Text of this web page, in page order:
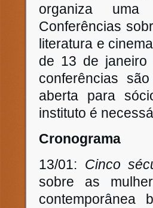
organiza
Conferências
literatura e
de 13 de
conferências
aberta para
instituto é
Cronograma
13/01: Cinco
sobre as
contemporânea